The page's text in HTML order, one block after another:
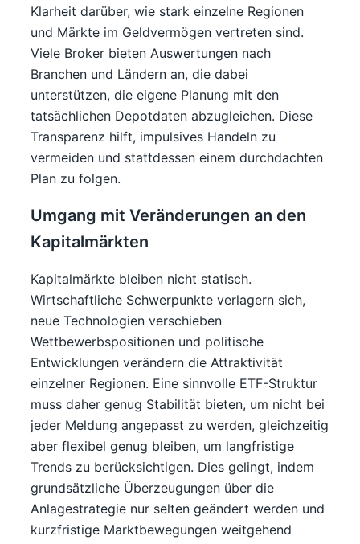
Klarheit darüber, wie stark einzelne Regionen
und Märkte im Geldvermögen vertreten sind.
Viele Broker bieten Auswertungen nach
Branchen und Ländern an, die dabei
unterstützen, die eigene Planung mit den
tatsächlichen Depotdaten abzugleichen. Diese
Transparenz hilft, impulsives Handeln zu
vermeiden und stattdessen einem durchdachten
Plan zu folgen.
Umgang mit Veränderungen an den
Kapitalmärkten
Kapitalmärkte bleiben nicht statisch.
Wirtschaftliche Schwerpunkte verlagern sich,
neue Technologien verschieben
Wettbewerbspositionen und politische
Entwicklungen verändern die Attraktivität
einzelner Regionen. Eine sinnvolle ETF-Struktur
muss daher genug Stabilität bieten, um nicht bei
jeder Meldung angepasst zu werden, gleichzeitig
aber flexibel genug bleiben, um langfristige
Trends zu berücksichtigen. Dies gelingt, indem
grundsätzliche Überzeugungen über die
Anlagestrategie nur selten geändert werden und
kurzfristige Marktbewegungen weitgehend